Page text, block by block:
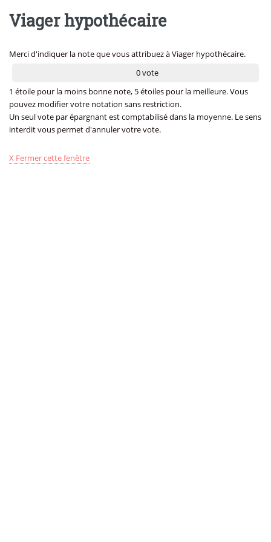
Viager hypothécaire
Merci d'indiquer la note que vous attribuez à Viager hypothécaire.
0 vote
1 étoile pour la moins bonne note, 5 étoiles pour la meilleure. Vous
pouvez modifier votre notation sans restriction.
Un seul vote par épargnant est comptabilisé dans la moyenne. Le sens
interdit vous permet d'annuler votre vote.
X Fermer cette fenêtre